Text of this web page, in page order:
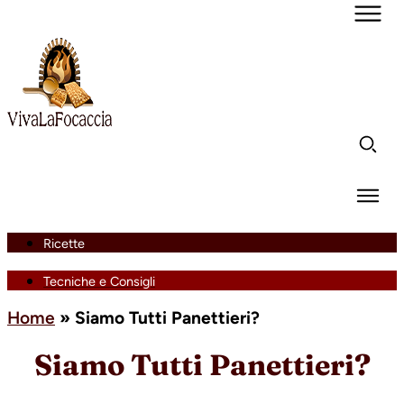
Ricette
Tecniche e Consigli
Home » Siamo Tutti Panettieri?
Siamo Tutti Panettieri?